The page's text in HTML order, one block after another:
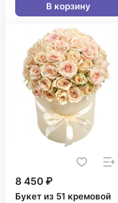
В корзину
8 450 ₽
Букет из 51 кремовой